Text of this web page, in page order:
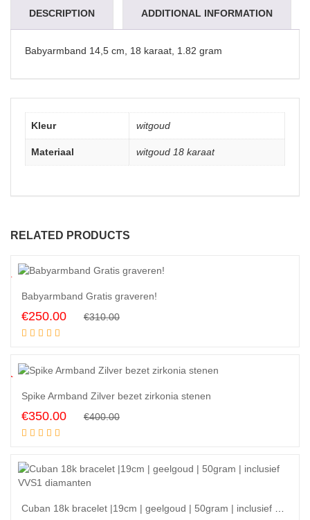
DESCRIPTION ADDITIONAL INFORMATION
Babyarmband 14,5 cm, 18 karaat, 1.82 gram
Kleur witgoud
Materiaal witgoud 18 karaat
RELATED PRODUCTS
Babyarmband Gratis graveren!
€310.00Original
€310.00.
€250.00
Current
€250.00.
Spike Armband Zilver bezet zirkonia stenen
€400.00Original
€400.00.
€350.00
Current
€350.00.